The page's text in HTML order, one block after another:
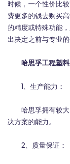
时候，一个性价比
费更多的钱去购买
的精度或特殊功能
出决定之前与专业
哈思孚工程塑
1、生产能力：
哈思孚拥有较大
决方案的能力。
2、质量保证：